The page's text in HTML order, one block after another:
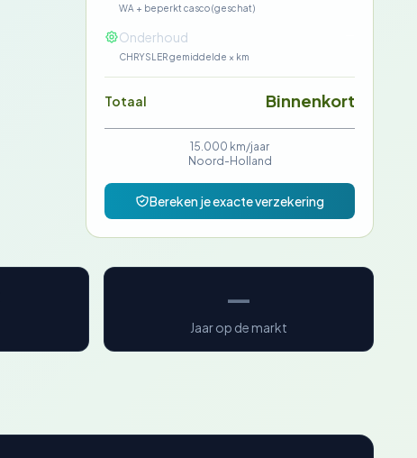
WA + beperkt casco (geschat)
Onderhoud
CHRYSLER gemiddelde × km
Totaal Binnenkort
15.000 km/jaar
Noord-Holland
Bereken je exacte verzekering
—
Jaar op de markt